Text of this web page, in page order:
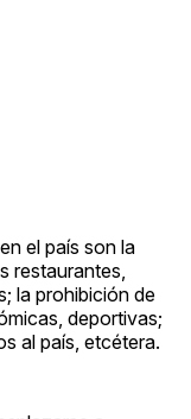
el país son la
restaurantes,
la prohibición de
deportivas;
al país, etcétera.